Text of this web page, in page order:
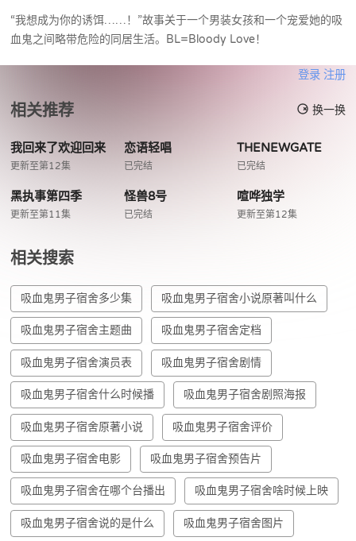
“我想成为你的诱饵……！”故事关于一个男装女孩和一个宠爱她的吸
血鬼之间略带危险的同居生活。BL=Bloody Love！
登录 注册
相关推荐 换一换
我回来了欢迎回来
更新至第12集
恋语轻唱
已完结
THENEWGATE
已完结
黑执事第四季
更新至第11集
怪兽8号
已完结
喧哗独学
更新至第12集
相关搜索
吸血鬼男子宿舍多少集 吸血鬼男子宿舍小说原著叫什么
吸血鬼男子宿舍主题曲 吸血鬼男子宿舍定档
吸血鬼男子宿舍演员表 吸血鬼男子宿舍剧情
吸血鬼男子宿舍什么时候播 吸血鬼男子宿舍剧照海报
吸血鬼男子宿舍原著小说 吸血鬼男子宿舍评价
吸血鬼男子宿舍电影 吸血鬼男子宿舍预告片
吸血鬼男子宿舍在哪个台播出 吸血鬼男子宿舍啥时候上映
吸血鬼男子宿舍说的是什么 吸血鬼男子宿舍图片